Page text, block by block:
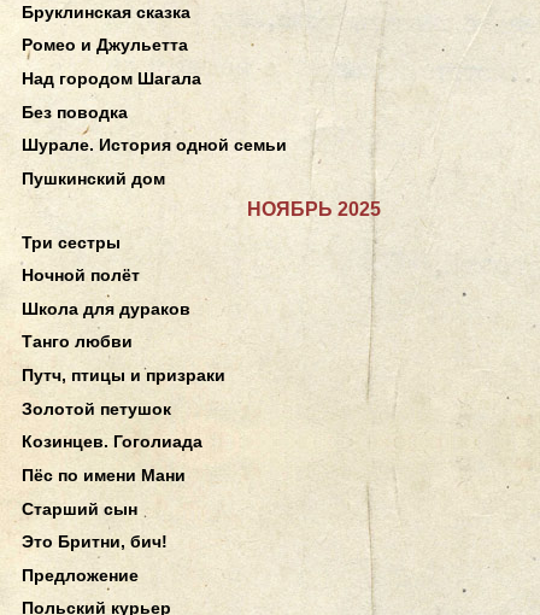
Бруклинская сказка
Ромео и Джульетта
Над городом Шагала
Без поводка
Шурале. История одной семьи
Пушкинский дом
НОЯБРЬ 2025
Три сестры
Ночной полёт
Школа для дураков
Танго любви
Путч, птицы и призраки
Золотой петушок
Козинцев. Гоголиада
Пёс по имени Мани
Старший сын
Это Бритни, бич!
Предложение
Польский курьер